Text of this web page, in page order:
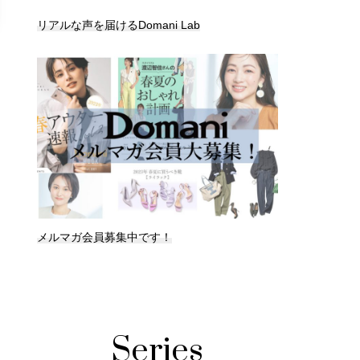
リアルな声を届けるDomani Lab
メルマガ会員募集中です！
Series